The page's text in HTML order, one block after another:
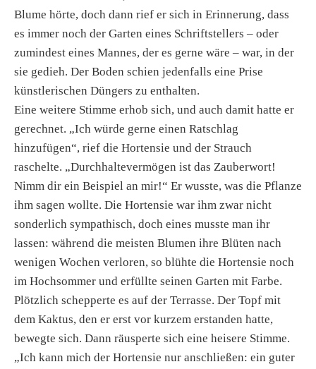
Blume hörte, doch dann rief er sich in Erinnerung, dass
es immer noch der Garten eines Schriftstellers – oder
zumindest eines Mannes, der es gerne wäre – war, in der
sie gedieh. Der Boden schien jedenfalls eine Prise
künstlerischen Düngers zu enthalten.
Eine weitere Stimme erhob sich, und auch damit hatte er
gerechnet. „Ich würde gerne einen Ratschlag
hinzufügen“, rief die Hortensie und der Strauch
raschelte. „Durchhaltevermögen ist das Zauberwort!
Nimm dir ein Beispiel an mir!“ Er wusste, was die Pflanze
ihm sagen wollte. Die Hortensie war ihm zwar nicht
sonderlich sympathisch, doch eines musste man ihr
lassen: während die meisten Blumen ihre Blüten nach
wenigen Wochen verloren, so blühte die Hortensie noch
im Hochsommer und erfüllte seinen Garten mit Farbe.
Plötzlich schepperte es auf der Terrasse. Der Topf mit
dem Kaktus, den er erst vor kurzem erstanden hatte,
bewegte sich. Dann räusperte sich eine heisere Stimme.
„Ich kann mich der Hortensie nur anschließen: ein guter